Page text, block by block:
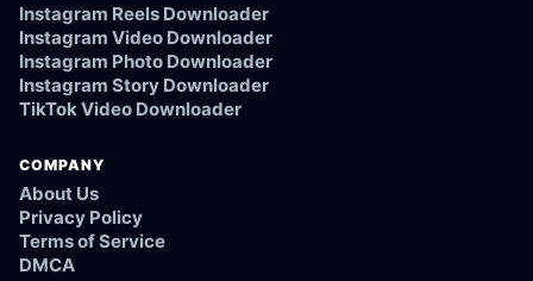
Instagram Reels Downloader
Instagram Video Downloader
Instagram Photo Downloader
Instagram Story Downloader
TikTok Video Downloader
COMPANY
About Us
Privacy Policy
Terms of Service
DMCA